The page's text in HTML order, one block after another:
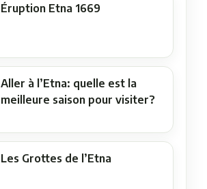
Éruption Etna 1669
Aller à l’Etna: quelle est la
meilleure saison pour visiter?
Les Grottes de l’Etna